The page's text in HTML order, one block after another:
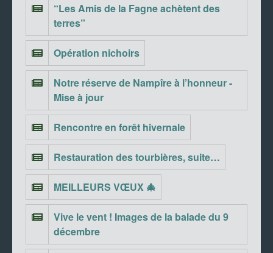
“Les Amis de la Fagne achètent des
terres”
Opération nichoirs
Notre réserve de Nampîre à l’honneur -
Mise à jour
Rencontre en forêt hivernale
Restauration des tourbières, suite…
MEILLEURS VŒUX 🎄
Vive le vent ! Images de la balade du 9
décembre